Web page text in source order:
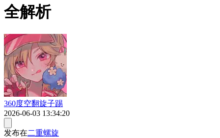
全解析
360度空翻旋子踢
2026-06-03 13:34:20
发布在二重螺旋